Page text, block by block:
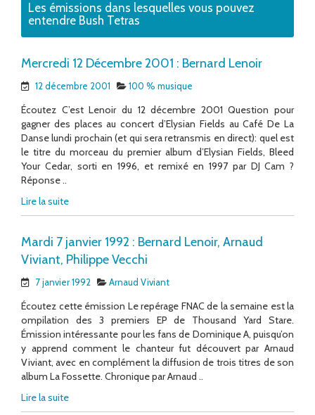
Les émissions dans lesquelles vous pouvez
entendre Bush Tetras
Mercredi 12 Décembre 2001 : Bernard Lenoir
12 décembre 2001 100 % musique
Écoutez C’est Lenoir du 12 décembre 2001 Question pour
gagner des places au concert d’Elysian Fields au Café De La
Danse lundi prochain (et qui sera retransmis en direct): quel est
le titre du morceau du premier album d’Elysian Fields, Bleed
Your Cedar, sorti en 1996, et remixé en 1997 par DJ Cam ?
Réponse ..
Lire la suite
Mardi 7 janvier 1992 : Bernard Lenoir, Arnaud
Viviant, Philippe Vecchi
7 janvier 1992 Arnaud Viviant
Écoutez cette émission Le repérage FNAC de la semaine est la
ompilation des 3 premiers EP de Thousand Yard Stare.
Émission intéressante pour les fans de Dominique A, puisqu’on
y apprend comment le chanteur fut découvert par Arnaud
Viviant, avec en complément la diffusion de trois titres de son
album La Fossette. Chronique par Arnaud ..
Lire la suite